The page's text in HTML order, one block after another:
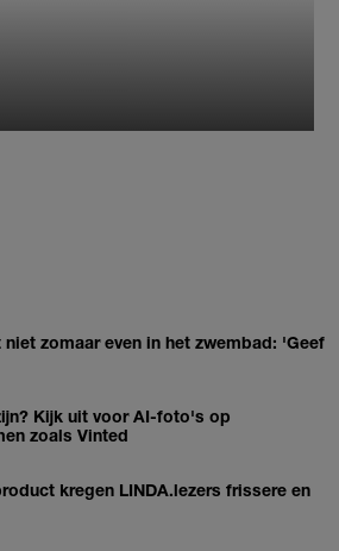
zomaar even in het zwembad: 'Geef
Kijk uit voor AI-foto's op
zoals Vinted
kregen LINDA.lezers frissere en